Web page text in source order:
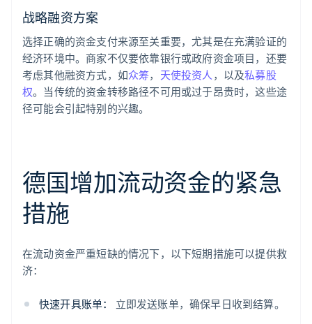
战略融资方案
选择正确的资金支付来源至关重要，尤其是在充满验证的
经济环境中。商家不仅要依靠银行或政府资金项目，还要
考虑其他融资方式，如众筹， 天使投资人 ，以及私募股
权。当传统的资金转移路径不可用或过于昂贵时，这些途
径可能会引起特别的兴趣。
德国增加流动资金的紧急
措施
在流动资金严重短缺的情况下，以下短期措施可以提供救
济：
快速开具账单：
立即发送账单，确保早日收到结算。